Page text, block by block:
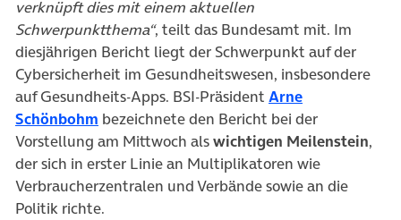
verknüpft dies mit einem aktuellen
Schwerpunktthema“, teilt das Bundesamt mit. Im
diesjährigen Bericht liegt der Schwerpunkt auf der
Cybersicherheit im Gesundheitswesen, insbesondere
auf Gesundheits-Apps. BSI-Präsident Arne
Schönbohm (öffnet in neuem Tab)
bezeichnete den Bericht bei der
Vorstellung am Mittwoch alswichtigen Meilenstein,
der sich in erster Linie an Multiplikatoren wie
Verbraucherzentralen und Verbände sowie an die
Politik richte.